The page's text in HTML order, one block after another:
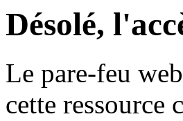
Désolé,
Le pare-feu
cette ressource